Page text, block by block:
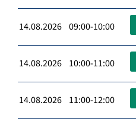
14.08.2026 09:00-10:00
14.08.2026 10:00-11:00
14.08.2026 11:00-12:00